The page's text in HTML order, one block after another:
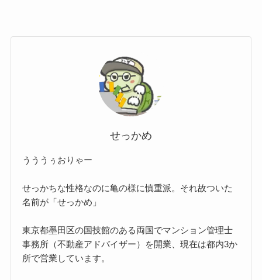
せっかめ
うううぅおりゃー
せっかちな性格なのに亀の様に慎重派。それ故ついた
名前が「せっかめ」
東京都墨田区の国技館のある両国でマンション管理士
事務所（不動産アドバイザー）を開業、現在は都内3か
所で営業しています。